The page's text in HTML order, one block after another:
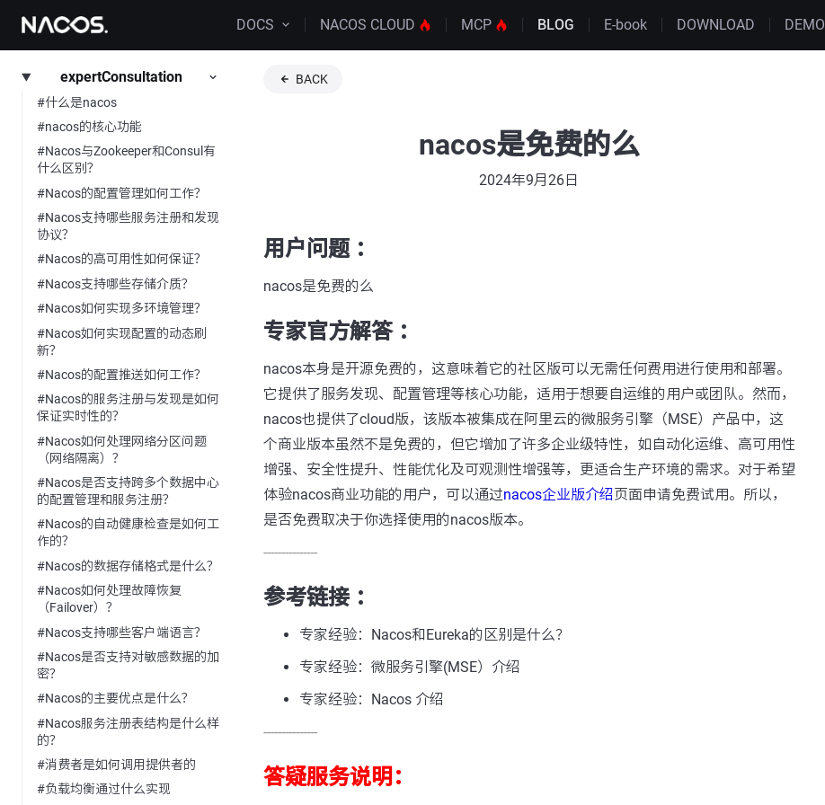
DOCS NACOS CLOUD MCP BLOG E-book DOWNLOAD DEMO
expertConsultation
#什么是nacos
#nacos的核心功能
#Nacos与Zookeeper和Consul有
什么区别？
#Nacos的配置管理如何工作？
#Nacos支持哪些服务注册和发现
协议？
#Nacos的高可用性如何保证？
#Nacos支持哪些存储介质？
#Nacos如何实现多环境管理？
#Nacos如何实现配置的动态刷
新？
#Nacos的配置推送如何工作？
#Nacos的服务注册与发现是如何
保证实时性的？
#Nacos如何处理网络分区问题
（网络隔离）？
#Nacos是否支持跨多个数据中心
的配置管理和服务注册？
#Nacos的自动健康检查是如何工
作的？
#Nacos的数据存储格式是什么？
#Nacos如何处理故障恢复
（Failover）？
#Nacos支持哪些客户端语言？
#Nacos是否支持对敏感数据的加
密？
#Nacos的主要优点是什么？
#Nacos服务注册表结构是什么样
的？
#消费者是如何调用提供者的
#负载均衡通过什么实现
BACK
nacos是免费的么
2024年9月26日
用户问题 ：
nacos是免费的么
专家官方解答 ：
nacos本身是开源免费的，这意味着它的社区版可以无需任何费用进行使用和部署。
它提供了服务发现、配置管理等核心功能，适用于想要自运维的用户或团队。然而，
nacos也提供了cloud版，该版本被集成在阿里云的微服务引擎（MSE）产品中，这
个商业版本虽然不是免费的，但它增加了许多企业级特性，如自动化运维、高可用性
增强、安全性提升、性能优化及可观测性增强等，更适合生产环境的需求。对于希望
体验nacos商业功能的用户，可以通过nacos企业版介绍页面申请免费试用。所以，
是否免费取决于你选择使用的nacos版本。
---------------
参考链接 ：
专家经验：Nacos和Eureka的区别是什么？
专家经验：微服务引擎(MSE）介绍
专家经验：Nacos 介绍
---------------
答疑服务说明：